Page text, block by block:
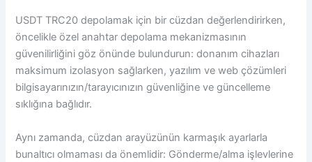
USDT TRC20 depolamak için bir cüzdan değerlendirirken,
öncelikle özel anahtar depolama mekanizmasının
güvenilirliğini göz önünde bulundurun: donanım cihazları
maksimum izolasyon sağlarken, yazılım ve web çözümleri
bilgisayarınızın/tarayıcınızın güvenliğine ve güncelleme
sıklığına bağlıdır.
Aynı zamanda, cüzdan arayüzünün karmaşık ayarlarla
bunaltıcı olmaması da önemlidir: Gönderme/alma işlevlerine